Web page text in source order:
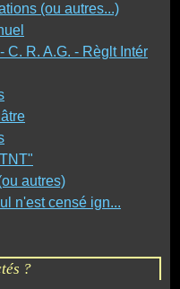
(ou autres...)
C. R. A.G. - Règlt Intér
autres)
n'est censé ign...
?